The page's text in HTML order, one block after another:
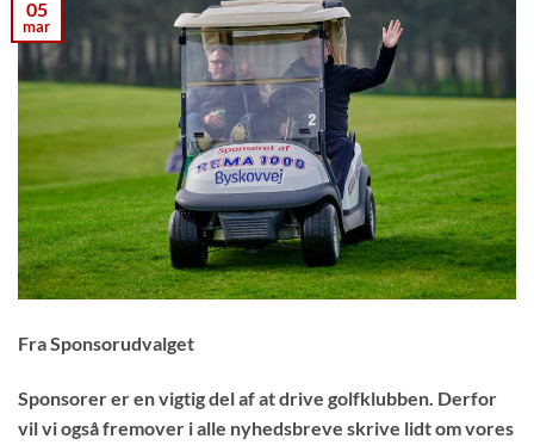
05
mar
Fra Sponsorudvalget
Sponsorer er en vigtig del af at drive golfklubben. Derfor
vil vi også fremover i alle nyhedsbreve skrive lidt om vores